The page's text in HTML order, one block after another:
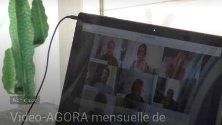
des
sans-
voix
Non classé
Video-AGORA mensuelle de